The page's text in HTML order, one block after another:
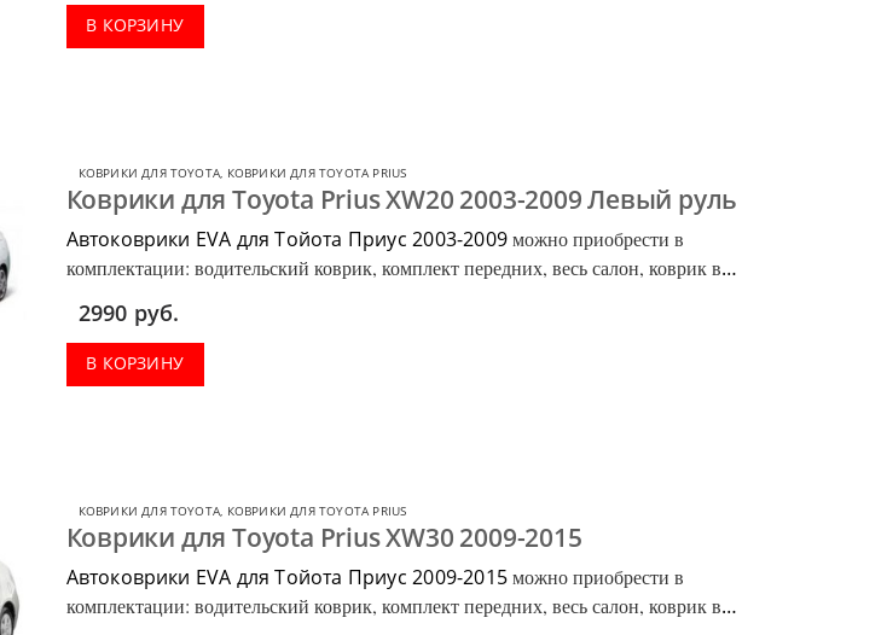
В КОРЗИНУ
КОВРИКИ ДЛЯ TOYOTA, КОВРИКИ ДЛЯ TOYOTA PRIUS
Коврики для Toyota Prius XW20 2003-2009 Левый руль
Автоковрики EVA для Тойота Приус 2003-2009можно приобрести в
комплектации: водительский коврик, комплект передних, весь салон, коврик в
2990 руб.
В КОРЗИНУ
КОВРИКИ ДЛЯ TOYOTA, КОВРИКИ ДЛЯ TOYOTA PRIUS
Коврики для Toyota Prius XW30 2009-2015
Автоковрики EVA для Тойота Приус 2009-2015можно приобрести в
комплектации: водительский коврик, комплект передних, весь салон, коврик в